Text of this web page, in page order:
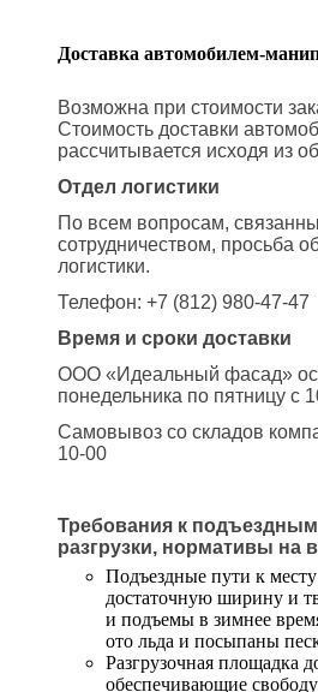
Доставка автомобилем-
Возможна при стоимости
Стоимость доставки
рассчитывается исходя из
Отдел логистики
По всем вопросам,
сотрудничеством, просьба
логистики.
Телефон: +7 (812) 980-47-47
Время и сроки доставки
ООО «Идеальный фасад»
понедельника по пятницу с
Самовывоз со складов
10-00
Требования к
разгрузки, нормативы на
Подъездные пути к
достаточную ширину и
и подъемы в зимнее
ото льда и посыпаны
Разгрузочная площадка
обеспечивающие свободу